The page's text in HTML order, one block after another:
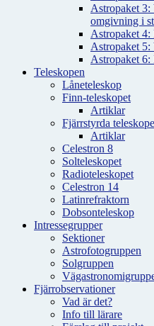
Astropaket 3:
omgivning i
Astropaket 4:
Astropaket 5:
Astropaket 6:
Teleskopen
Låneteleskop
Finn-teleskopet
Artiklar
Fjärrstyrda
Artiklar
Celestron 8
Solteleskopet
Radioteleskopet
Celestron 14
Latinrefraktorn
Dobsonteleskop
Intressegrupper
Sektioner
Astrofotogruppen
Solgruppen
Fjärrobservationer
Vad är det?
Info till lärare